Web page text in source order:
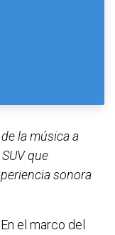
la música a
que
sonora
el marco del